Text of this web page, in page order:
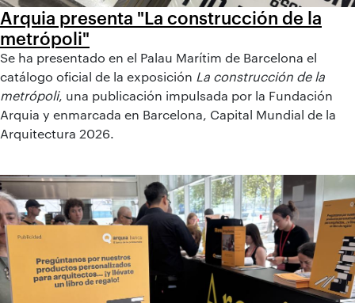
Arquia presenta "La construcción de la
metrópoli"
Se ha presentado en el Palau Marítim de Barcelona el
catálogo oficial de la exposición La construcción de la
metrópoli, una publicación impulsada por la Fundación
Arquia y enmarcada en Barcelona, Capital Mundial de la
Arquitectura 2026.